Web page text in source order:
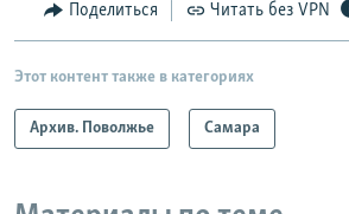
Поделиться Читать без VPN
Этот контент также в категориях
Архив. Поволжье Самара